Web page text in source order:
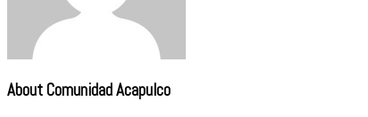
About Comunidad Acapulco